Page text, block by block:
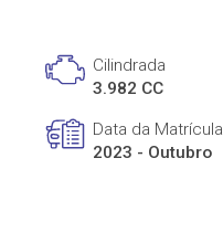
Cilindrada
3.982 CC
Data da Matrícula
2023 - Outubro